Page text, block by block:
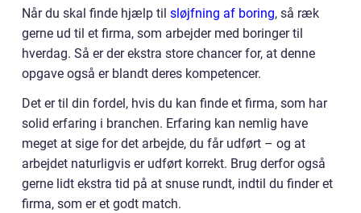
Når du skal finde hjælp til sløjfning af boring, så ræk
gerne ud til et firma, som arbejder med boringer til
hverdag. Så er der ekstra store chancer for, at denne
opgave også er blandt deres kompetencer.
Det er til din fordel, hvis du kan finde et firma, som har
solid erfaring i branchen. Erfaring kan nemlig have
meget at sige for det arbejde, du får udført – og at
arbejdet naturligvis er udført korrekt. Brug derfor også
gerne lidt ekstra tid på at snuse rundt, indtil du finder et
firma, som er et godt match.